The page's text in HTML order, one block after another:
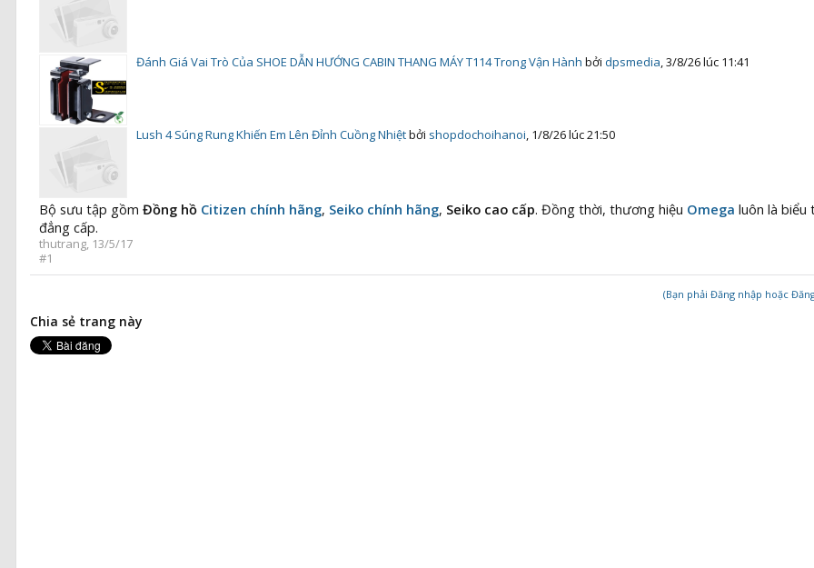
Đánh Giá Vai Trò Của SHOE DẪN HƯỚNG CABIN THANG MÁY T114 Trong Vận Hành bởidpsmedia,3/8/26 lúc 11:41
Lush 4 Súng Rung Khiến Em Lên Đỉnh Cuồng Nhiệtbởi shopdochoihanoi, 1/8/26 lúc 21:50
Bộ sưu tập gồmĐồng hồ Citizen chính hãng, Seiko chính hãng, Seiko cao cấp. Đồng thời, thương hiệu Omega luôn là
đẳng cấp.
thutrang, 13/5/17
#1
(Bạn phải Đăng nhập hoặc
Chia sẻ trang này